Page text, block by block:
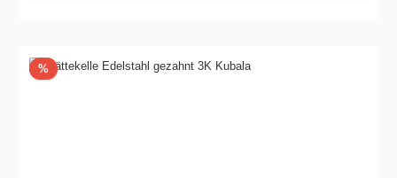
%Rabatt